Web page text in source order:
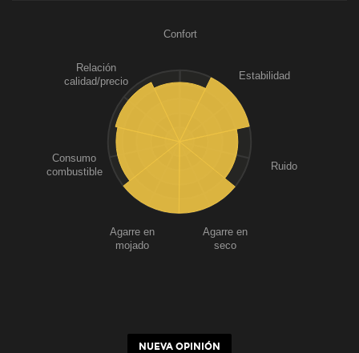
Confort
Estabilidad
Ruido
Agarre en
seco
Agarre en
mojado
Consumo
combustible
Relación
calidad/precio
NUEVA OPINIÓN